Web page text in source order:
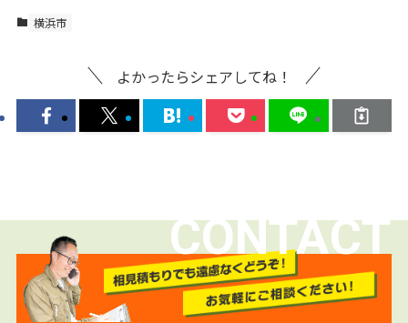
横浜市
よかったらシェアしてね！
CONTACT